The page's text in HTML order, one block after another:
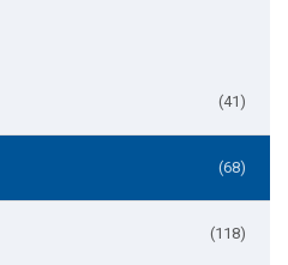
(41)
(68)
(118)